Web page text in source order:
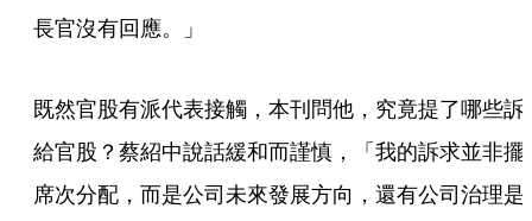
長官沒有回應。」
既然官股有派代表接觸，本刊問他，究竟提了哪些訴
給官股？蔡紹中說話緩和而謹慎，「我的訴求並非擺
席次分配，而是公司未來發展方向，還有公司治理是